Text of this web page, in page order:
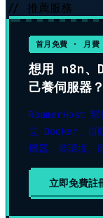
// 推薦服務
首月免費 · 月
想用 n8n、
己養伺服器？
RoamerHost 幫
立 Docker、自
機器、裝環境、
立即免費註